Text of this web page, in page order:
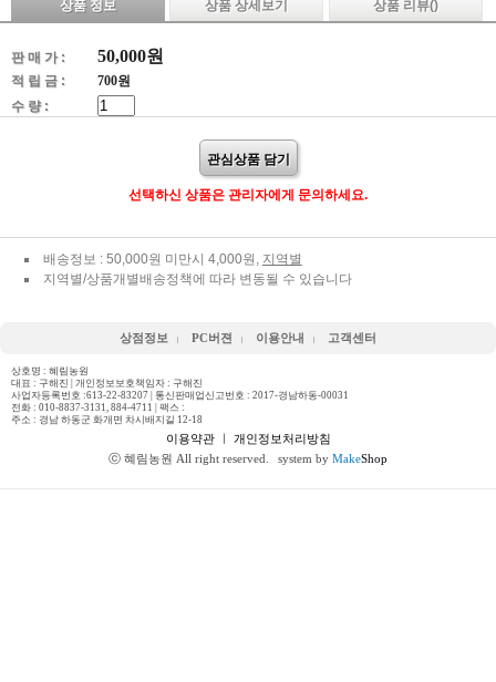
상품 정보 상품 상세보기 상품 리뷰()
판 매 가 : 50,000원
적 립 금 :
700원
수 량 :
관심상품 담기
선택하신 상품은 관리자에게 문의하세요.
배송정보 : 50,000원 미만시 4,000원, 지역별
지역별/상품개별배송정책에 따라 변동될 수 있습니다
상점정보 PC버젼 이용안내 고객센터
상호명 : 혜림농원
대표 : 구해진 | 개인정보보호책임자 : 구해진
사업자등록번호 :613-22-83207 | 통신판매업신고번호 : 2017-경남하동-00031
전화 : 010-8837-3131, 884-4711 | 팩스 :
주소 : 경남 하동군 화개면 차시배지길 12-18
이용약관ㅣ 개인정보처리방침
ⓒ 혜림농원 All right reserved.
system by MakeShop